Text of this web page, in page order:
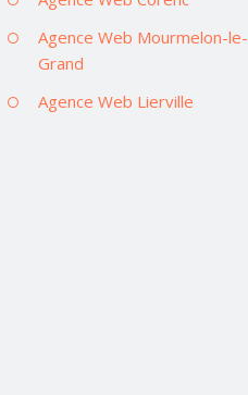
Agence Web Mourmelon-le-
Grand
Agence Web Lierville